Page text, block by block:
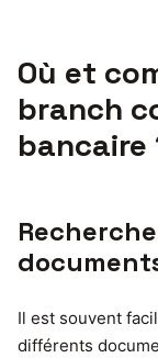
Où et
branch
bancaire
Il est souvent
différents